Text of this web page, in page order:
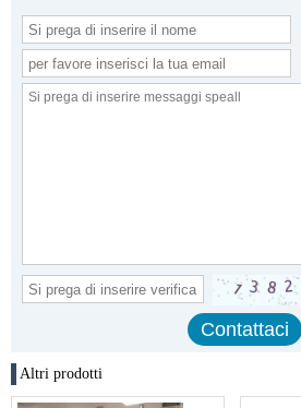
Altri prodotti